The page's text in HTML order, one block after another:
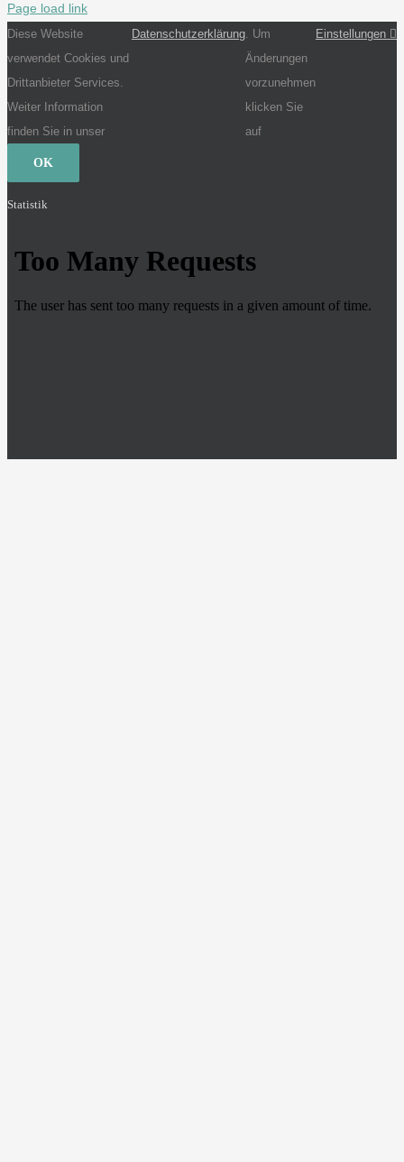
Page load link
Diese Website
verwendet Cookies und
Drittanbieter Services.
Weiter Information
finden Sie in unser
Datenschutzerklärung. Um
Änderungen
vorzunehmen
klicken Sie
auf
Einstellungen
OK
Statistik